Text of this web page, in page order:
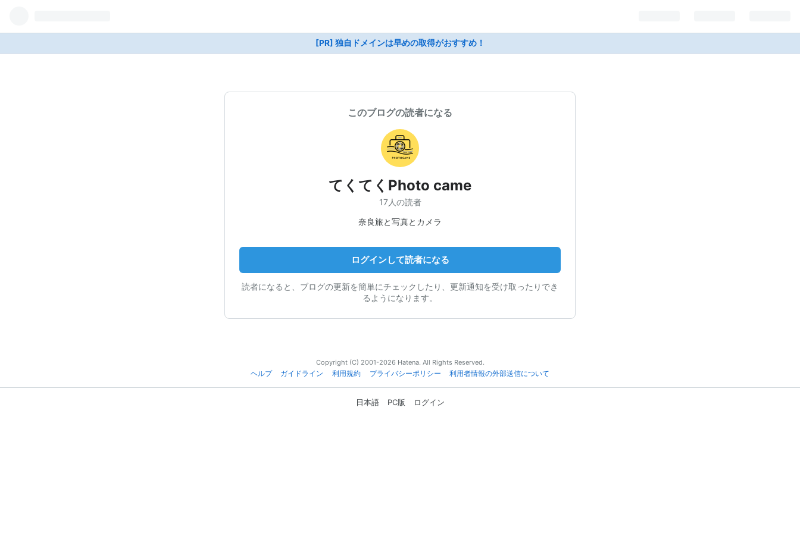
[PR] 独自ドメインは早めの取得がおすすめ！
このブログの読者になる
てくてくPhoto came
17人の読者
奈良旅と写真とカメラ
ログインして読者になる
読者になると、ブログの更新を簡単にチェックしたり、更新通知を受け取ったりでき
るようになります。
Copyright (C) 2001-2026 Hatena. All Rights Reserved.
ヘルプ
ガイドライン 利用規約 プライバシーポリシー 利用者情報の外部送信について
日本語 PC版 ログイン